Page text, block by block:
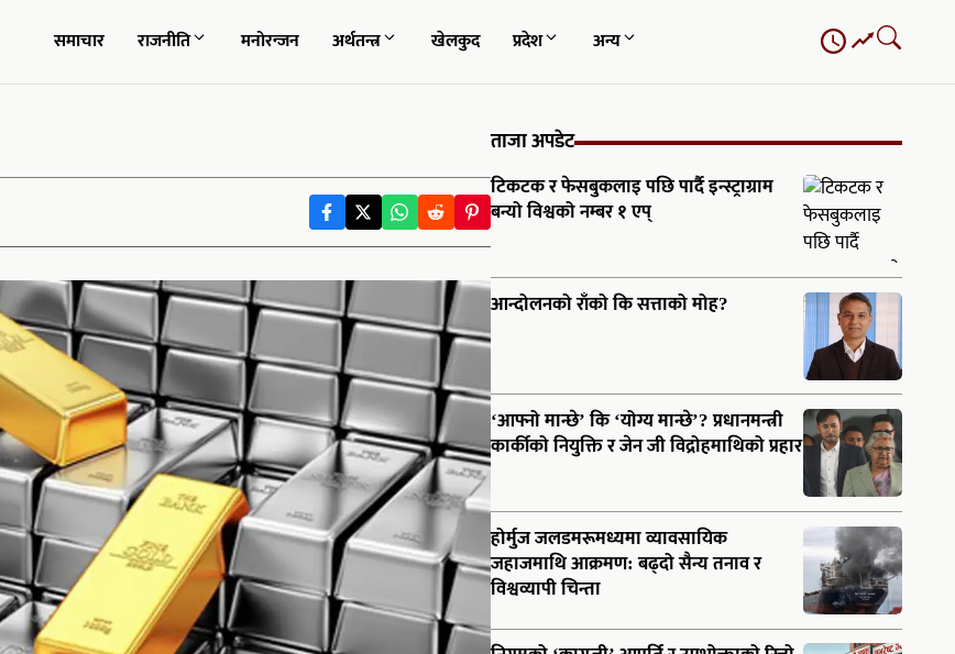
समाचार राजनीति मनोरन्जन अर्थतन्त्र खेलकुद प्रदेश अन्य
ताजा अपडेट
टिकटक र फेसबुकलाइ पछि पार्दै इन्स्ट्राग्राम
बन्यो विश्वको नम्बर १ एप्
आन्दोलनको राँको कि सत्ताको मोह?
‘आफ्नो मान्छे’ कि ‘योग्य मान्छे’? प्रधानमन्त्री
कार्कीको नियुक्ति र जेन जी विद्रोहमाथिको प्रहार
होर्मुज जलडमरूमध्यमा व्यावसायिक
जहाजमाथि आक्रमण: बढ्दो सैन्य तनाव र
विश्वव्यापी चिन्ता